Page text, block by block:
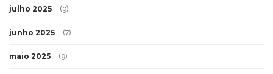
julho 2025 (9)
junho 2025 (7)
maio 2025 (9)